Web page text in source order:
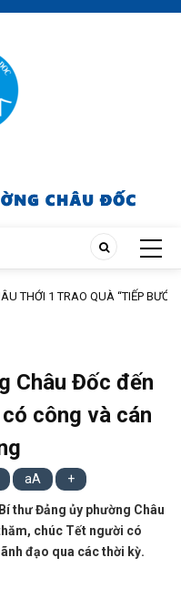
THỚI 1 TRAO QUÀ “TIẾP BƯỚC
Châu Đốc đến
công và cán
aA +
thư Đảng ủy phường Châu
chúc Tết người có
đạo qua các thời kỳ.